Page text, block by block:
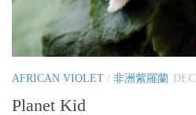
AFRICAN VIOLET / 非洲紫羅蘭
Planet Kid